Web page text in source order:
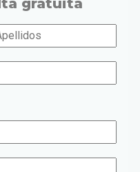
gratuita